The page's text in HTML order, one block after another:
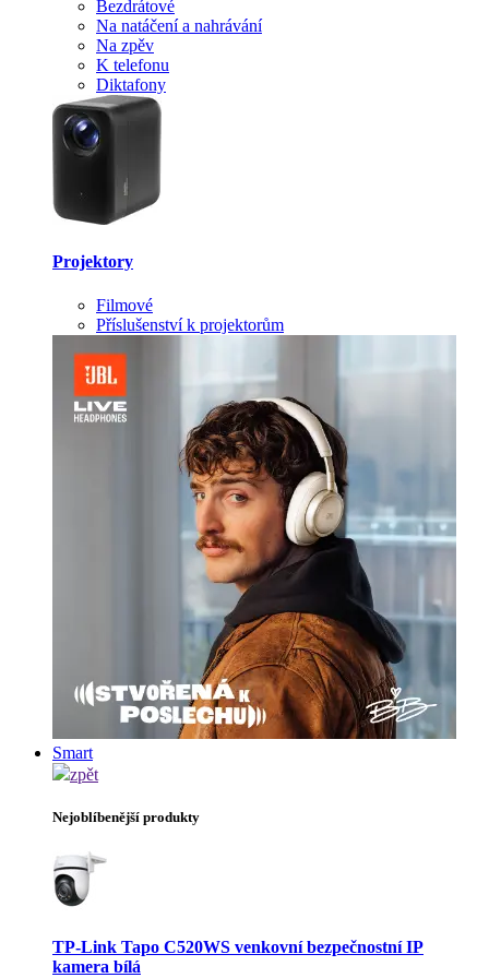
Bezdrátové
Na natáčení a nahrávání
Na zpěv
K telefonu
Diktafony
Projektory
Filmové
Příslušenství k projektorům
Smart
zpět
Nejoblíbenější produkty
TP-Link Tapo C520WS venkovní bezpečnostní IP
kamera bílá